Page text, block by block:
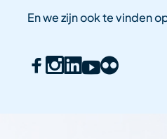
En we zijn ook te vinden